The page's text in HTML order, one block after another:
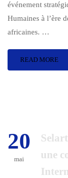
événement
Humaines à l’ère
africaines. …
READ MORE
20
mai
une